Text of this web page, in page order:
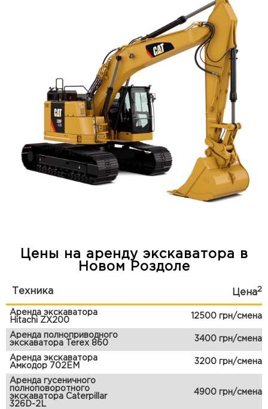
Цены на аренду экскаватора в
Новом Роздоле
Техника Цена2
Аренда экскаватора
Hitachi ZX200
12500 грн/смена
Аренда полноприводного
экскаватора Terex 860
3400 грн/смена
Аренда экскаватора
Амкодор 702ЕМ
3200 грн/смена
Аренда гусеничного
полноповоротного
экскаватора Caterpillar
326D-2L
4900 грн/смена